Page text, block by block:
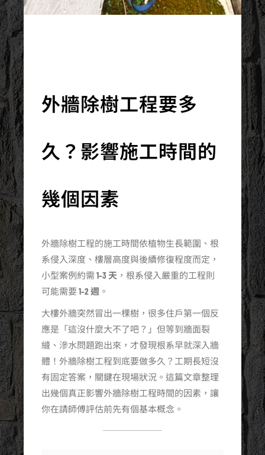
外牆除樹工程要多
久？影響施工時間的
幾個因素
外牆除樹工程的施工時間依植物生長範圍、根
系侵入深度、樓層高度與後續修復程度而定，
小型案例約需1–3 天 ，根系侵入嚴重的工程則
可能需要1–2 週 。
大樓外牆突然冒出一棵樹，很多住戶第一個反
應是「這沒什麼大不了吧？」但等到牆面裂
縫、滲水問題跑出來，才發現根系早就深入牆
體！外牆除樹工程到底要做多久？工期長短沒
有固定答案，關鍵在現場狀況。這篇文章整理
出幾個真正影響外牆除樹工程時間的因素，讓
你在請師傅評估前先有個基本概念。